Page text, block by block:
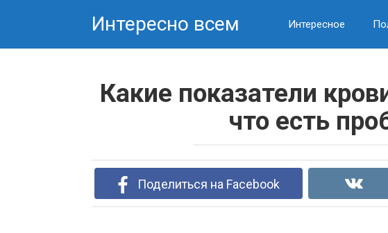
Интересно всем Интересное
Какие показатели
что есть
Поделиться на Facebook